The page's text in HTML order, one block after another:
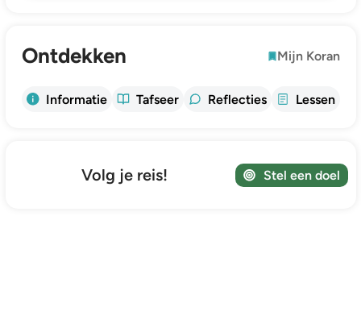
Ontdekken Mijn Koran
Informatie Tafseer Reflecties Lessen
Volg je reis! Stel een doel